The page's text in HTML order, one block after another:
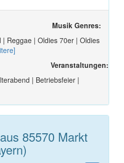
Musik Genres:
| Reggae | Oldies 70er | Oldies
Veranstaltungen:
| Betriebsfeier |
aus 85570 Markt